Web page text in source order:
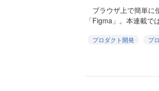
ブラウザ上で簡単に
「Figma」。本連載
プロダクト開発 プ